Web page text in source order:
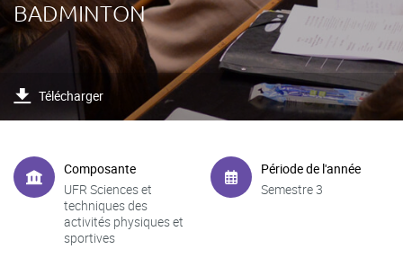
BADMINTON
Télécharger
Composante
UFR Sciences et
techniques des
activités physiques et
sportives
Période de l'année
Semestre 3